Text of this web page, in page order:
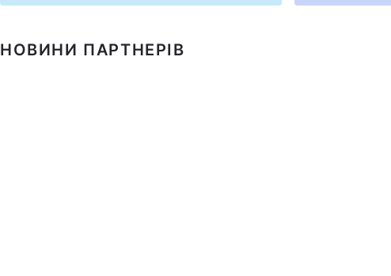
НОВИНИ ПАРТНЕРІВ